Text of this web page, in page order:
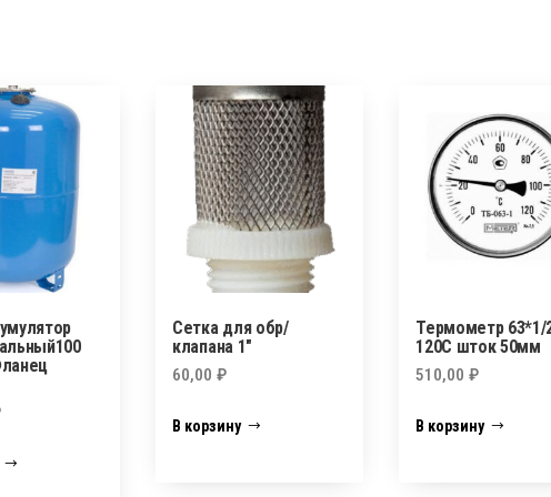
Сетка для обр/
клапана 1″
60,00₽
В корзину
Термометр 63*1/
120C шток 50мм
510,00₽
В корзину